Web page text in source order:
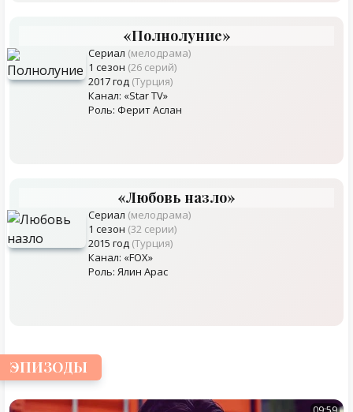
«Полнолуние»
Сериал (мелодрама)
1 сезон (26 серий)
2017 год (Турция)
Канал: «Star TV»
Роль: Ферит Аслан
«Любовь назло»
Сериал (мелодрама)
1 сезон (32 серии)
2015 год (Турция)
Канал: «FOX»
Роль: Ялин Арас
ЭПИЗОДЫ